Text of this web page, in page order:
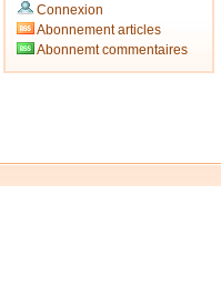
Connexion
Abonnement articles
Abonnemt commentaires